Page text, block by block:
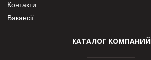
Контакти
Вакансії
КАТАЛОГ КОМПАНИЙ